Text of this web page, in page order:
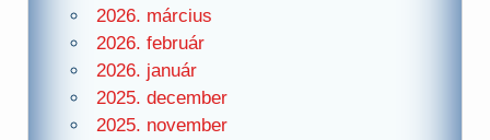
2026. március
2026. február
2026. január
2025. december
2025. november